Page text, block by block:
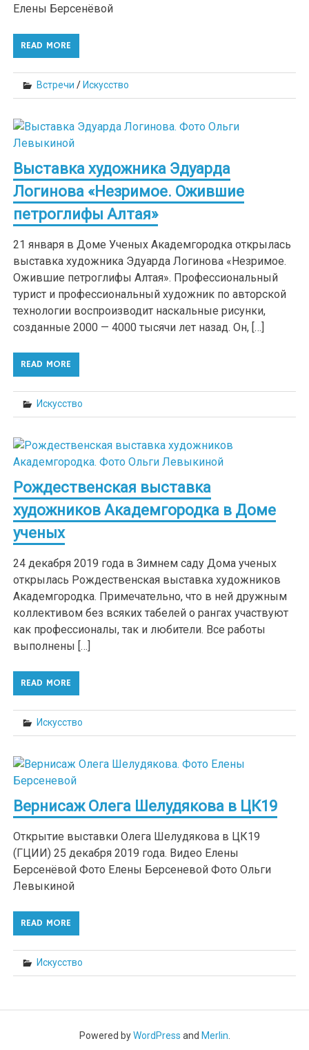
Елены Берсенёвой
READ MORE
Встречи / Искусство
Выставка художника Эдуарда
Логинова «Незримое. Ожившие
петроглифы Алтая»
21 января в Доме Ученых Академгородка открылась
выставка художника Эдуарда Логинова «Незримое.
Ожившие петроглифы Алтая». Профессиональный
турист и профессиональный художник по авторской
технологии воспроизводит наскальные рисунки,
созданные 2000 — 4000 тысячи лет назад. Он, […]
READ MORE
Искусство
Рождественская выставка
художников Академгородка в Доме
ученых
24 декабря 2019 года в Зимнем саду Дома ученых
открылась Рождественская выставка художников
Академгородка. Примечательно, что в ней дружным
коллективом без всяких табелей о рангах участвуют
как профессионалы, так и любители. Все работы
выполнены […]
READ MORE
Искусство
Вернисаж Олега Шелудякова в ЦК19
Открытие выставки Олега Шелудякова в ЦК19
(ГЦИИ) 25 декабря 2019 года. Видео Елены
Берсенёвой Фото Елены Берсеневой Фото Ольги
Левыкиной
READ MORE
Искусство
Powered byWordPress and Merlin